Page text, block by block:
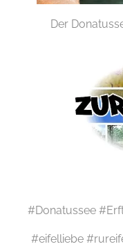
Der
#Donatussee
#eifelliebe